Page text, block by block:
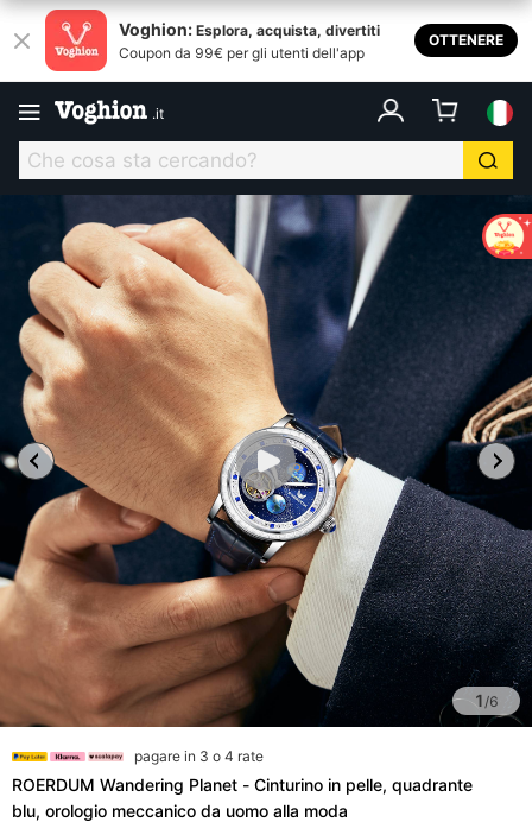
Voghion: Esplora, acquista, divertiti
Coupon da 99€ per gli utenti dell'app
OTTENERE
.it
1/6
pagare in 3 o 4 rate
ROERDUM Wandering Planet - Cinturino in pelle, quadrante
blu, orologio meccanico da uomo alla moda